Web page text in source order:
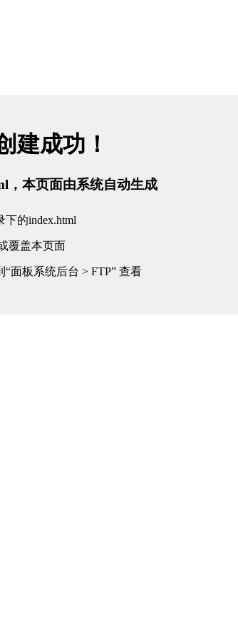
建成功！
，本页面由系统自动生成
下的index.html
覆盖本页面
“面板系统后台 > FTP” 查看